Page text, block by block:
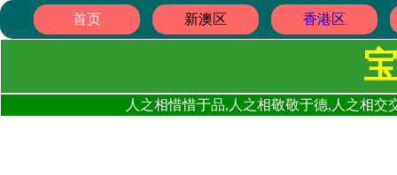
首页 新澳区 香港区
人之相惜惜于品,人之相敬敬于德,人之相